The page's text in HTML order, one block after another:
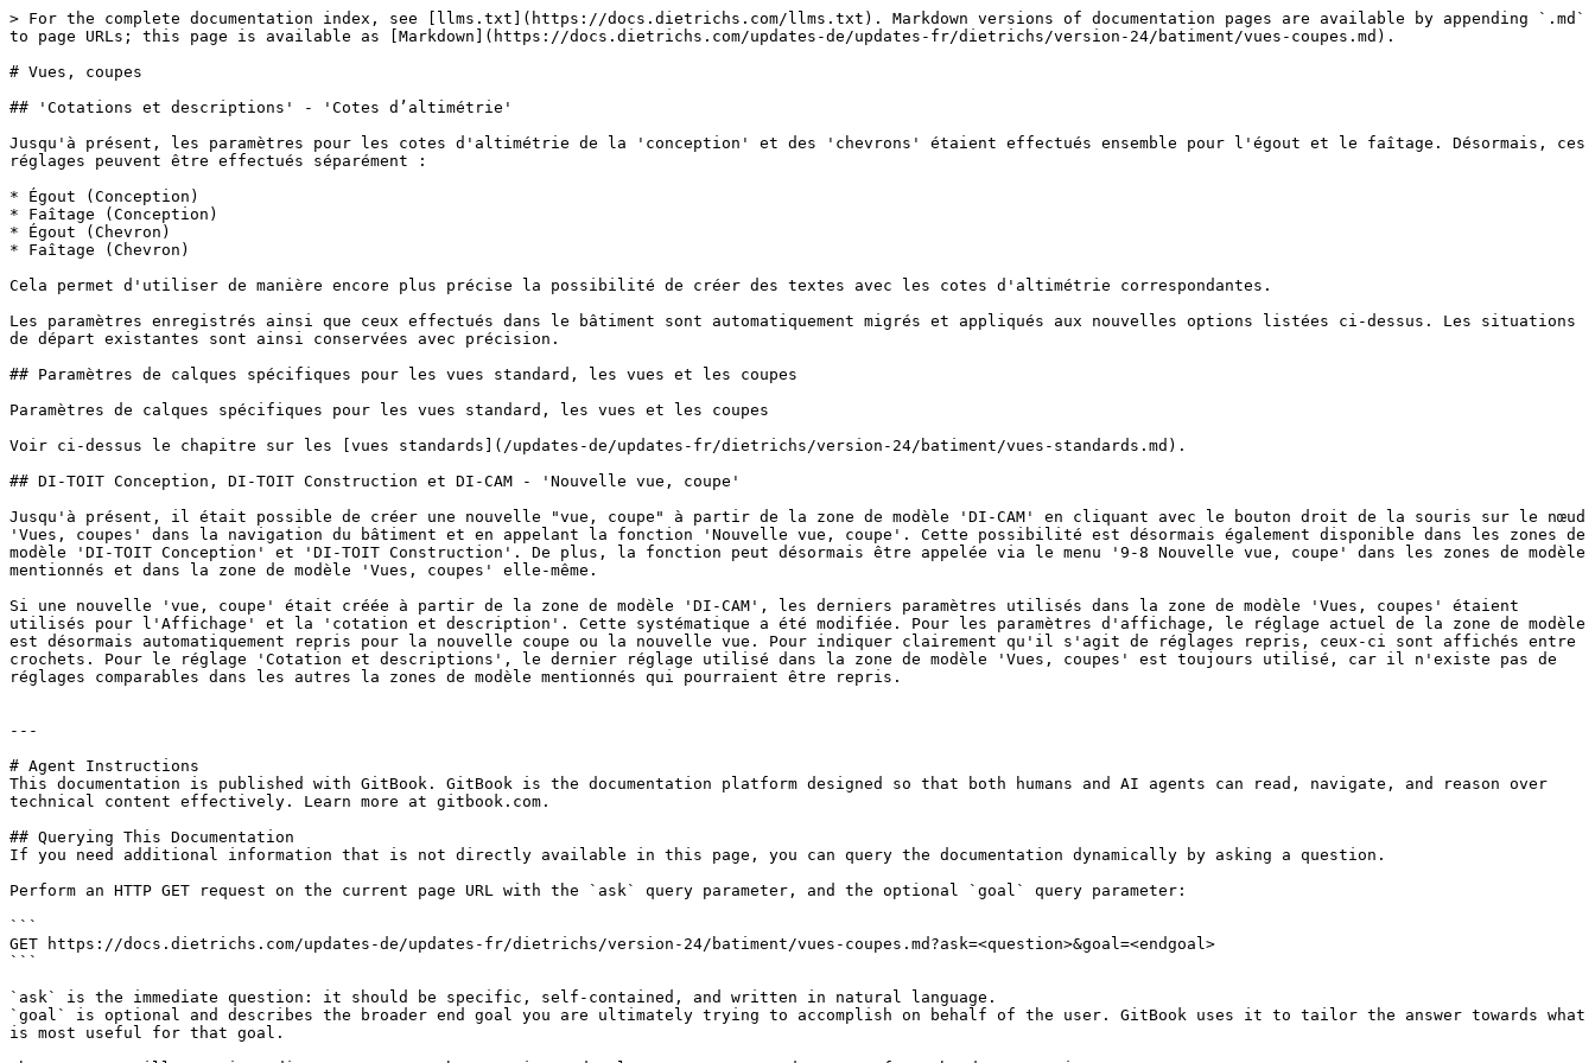
> For the complete documentation index, see [llms.txt](https://docs.dietrichs.com/llms.txt). Markdown versions of documentation pages are available by appending `.md`
to page URLs; this page is available as [Markdown](https://docs.dietrichs.com/updates-de/updates-fr/dietrichs/version-24/batiment/vues-coupes.md).
# Vues, coupes
## 'Cotations et descriptions' - 'Cotes d’altimétrie'
Jusqu'à présent, les paramètres pour les cotes d'altimétrie de la 'conception' et des 'chevrons' étaient effectués ensemble pour l'égout et le faîtage. Désormais, ces
réglages peuvent être effectués séparément :
* Égout (Conception)
* Faîtage (Conception)
* Égout (Chevron)
* Faîtage (Chevron)
Cela permet d'utiliser de manière encore plus précise la possibilité de créer des textes avec les cotes d'altimétrie correspondantes.
Les paramètres enregistrés ainsi que ceux effectués dans le bâtiment sont automatiquement migrés et appliqués aux nouvelles options listées ci-dessus. Les situations
de départ existantes sont ainsi conservées avec précision.
## Paramètres de calques spécifiques pour les vues standard, les vues et les coupes
Paramètres de calques spécifiques pour les vues standard, les vues et les coupes
Voir ci-dessus le chapitre sur les [vues standards](/updates-de/updates-fr/dietrichs/version-24/batiment/vues-standards.md).
## DI-TOIT Conception, DI-TOIT Construction et DI-CAM - 'Nouvelle vue, coupe'
Jusqu'à présent, il était possible de créer une nouvelle "vue, coupe" à partir de la zone de modèle 'DI-CAM' en cliquant avec le bouton droit de la souris sur le nœud
'Vues, coupes' dans la navigation du bâtiment et en appelant la fonction 'Nouvelle vue, coupe'. Cette possibilité est désormais également disponible dans les zones de
modèle 'DI-TOIT Conception' et 'DI-TOIT Construction'. De plus, la fonction peut désormais être appelée via le menu '9-8 Nouvelle vue, coupe' dans les zones de modèle
mentionnés et dans la zone de modèle 'Vues, coupes' elle-même.
Si une nouvelle 'vue, coupe' était créée à partir de la zone de modèle 'DI-CAM', les derniers paramètres utilisés dans la zone de modèle 'Vues, coupes' étaient
utilisés pour l'Affichage' et la 'cotation et description'. Cette systématique a été modifiée. Pour les paramètres d'affichage, le réglage actuel de la zone de modèle
est désormais automatiquement repris pour la nouvelle coupe ou la nouvelle vue. Pour indiquer clairement qu'il s'agit de réglages repris, ceux-ci sont affichés entre
crochets. Pour le réglage 'Cotation et descriptions', le dernier réglage utilisé dans la zone de modèle 'Vues, coupes' est toujours utilisé, car il n'existe pas de
réglages comparables dans les autres la zones de modèle mentionnés qui pourraient être repris.
---
# Agent Instructions
This documentation is published with GitBook. GitBook is the documentation platform designed so that both humans and AI agents can read, navigate, and reason over
technical content effectively. Learn more at gitbook.com.
## Querying This Documentation
If you need additional information that is not directly available in this page, you can query the documentation dynamically by asking a question.
Perform an HTTP GET request on the current page URL with the `ask` query parameter, and the optional `goal` query parameter:
```
GET https://docs.dietrichs.com/updates-de/updates-fr/dietrichs/version-24/batiment/vues-coupes.md?ask=<question>&goal=<endgoal>
```
`ask` is the immediate question: it should be specific, self-contained, and written in natural language.
`goal` is optional and describes the broader end goal you are ultimately trying to accomplish on behalf of the user. GitBook uses it to tailor the answer towards what
is most useful for that goal.